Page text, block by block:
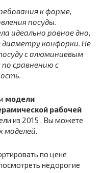
к форме,
посуды.
идеально ровное дно,
конфорки. Не
с алюминиевым
сравнению с
модели
рабочей
из 2015 . Вы можете
моделей.
по цене
недорогие